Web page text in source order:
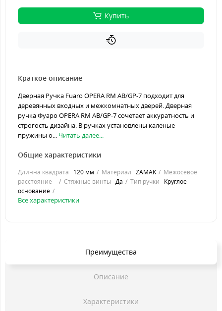
Купить
Краткое описание
Дверная Ручка Fuaro OPERA RM AB/GP-7 подходит для
деревянных входных и межкомнатных дверей. Дверная
ручка Фуаро OPERA RM AB/GP-7 сочетает аккуратность и
строгость дизайна. В ручках установлены каленые
пружины о... Читать далее...
Общие характеристики
Длинна квадрата 120 мм Материал ZAMAK
Межосевое
расстояние
Стяжные винты Да Тип ручки
Круглое
основание
Все характеристики
Преимущества
Описание
Характеристики